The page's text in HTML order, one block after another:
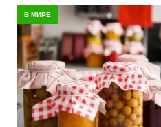
В МИРЕ